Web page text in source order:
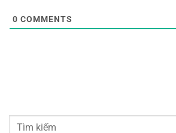
0 COMMENTS